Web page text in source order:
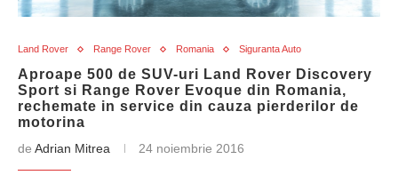
Land Rover Range Rover Romania Siguranta Auto
Aproape 500 de SUV-uri Land Rover Discovery
Sport si Range Rover Evoque din Romania,
rechemate in service din cauza pierderilor de
motorina
de Adrian Mitrea 24 noiembrie 2016